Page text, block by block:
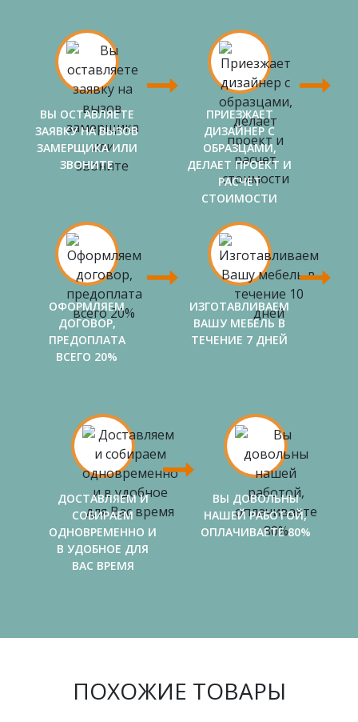
ВЫ ОСТАВЛЯЕТЕ
ЗАЯВКУ НА ВЫЗОВ
ЗАМЕРЩИКА ИЛИ
ЗВОНИТЕ
ПРИЕЗЖАЕТ
ДИЗАЙНЕР С
ОБРАЗЦАМИ,
ДЕЛАЕТ ПРОЕКТ И
РАСЧЕТ
СТОИМОСТИ
ОФОРМЛЯЕМ
ДОГОВОР,
ПРЕДОПЛАТА
ВСЕГО 20%
ИЗГОТАВЛИВАЕМ
ВАШУ МЕБЕЛЬ В
ТЕЧЕНИЕ 7 ДНЕЙ
ДОСТАВЛЯЕМ И
СОБИРАЕМ
ОДНОВРЕМЕННО И
В УДОБНОЕ ДЛЯ
ВАС ВРЕМЯ
ВЫ ДОВОЛЬНЫ
НАШЕЙ РАБОТОЙ,
ОПЛАЧИВАЕТЕ 80%
ПОХОЖИЕ ТОВАРЫ